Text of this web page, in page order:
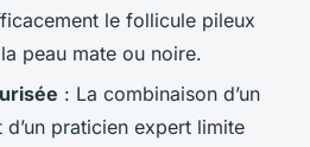
le follicule pileux
peau mate ou noire.
: La combinaison d’un
praticien expert limite